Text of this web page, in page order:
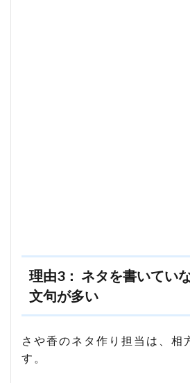
理由3： ネタを書いてい
文句が多い
さや香のネタ作り担当は、相
す。